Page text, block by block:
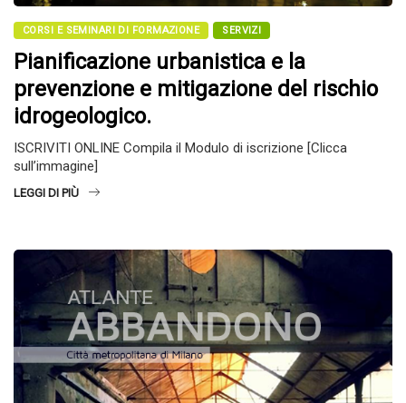
CORSI E SEMINARI DI FORMAZIONE SERVIZI
Pianificazione urbanistica e la
prevenzione e mitigazione del rischio
idrogeologico.
ISCRIVITI ONLINE Compila il Modulo di iscrizione [Clicca
sull’immagine]
LEGGI DI PIÙ